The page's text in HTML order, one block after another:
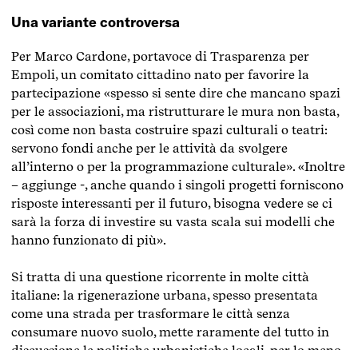
Una variante controversa
Per Marco Cardone, portavoce di Trasparenza per
Empoli, un comitato cittadino nato per favorire la
partecipazione «spesso si sente dire che mancano spazi
per le associazioni, ma ristrutturare le mura non basta,
così come non basta costruire spazi culturali o teatri:
servono fondi anche per le attività da svolgere
all’interno o per la programmazione culturale». «Inoltre
– aggiunge -, anche quando i singoli progetti forniscono
risposte interessanti per il futuro, bisogna vedere se ci
sarà la forza di investire su vasta scala sui modelli che
hanno funzionato di più».
Si tratta di una questione ricorrente in molte città
italiane: la rigenerazione urbana, spesso presentata
come una strada per trasformare le città senza
consumare nuovo suolo, mette raramente del tutto in